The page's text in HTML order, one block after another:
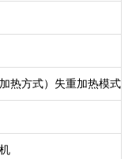
热方式）失重加热模式